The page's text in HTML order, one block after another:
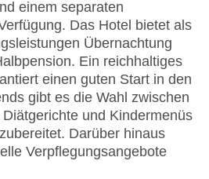
1
6
Zimmer: 81
Beheizter Außenpool, Indoor
Sonnenschirme am Pool,
Express, Diners Club,
einem separaten
Das Hotel bietet als
Übernachtung
Ein reichhaltiges
einen guten Start in den
gibt es die Wahl zwischen
und Kindermenüs
Darüber hinaus
Verpflegungsangebote